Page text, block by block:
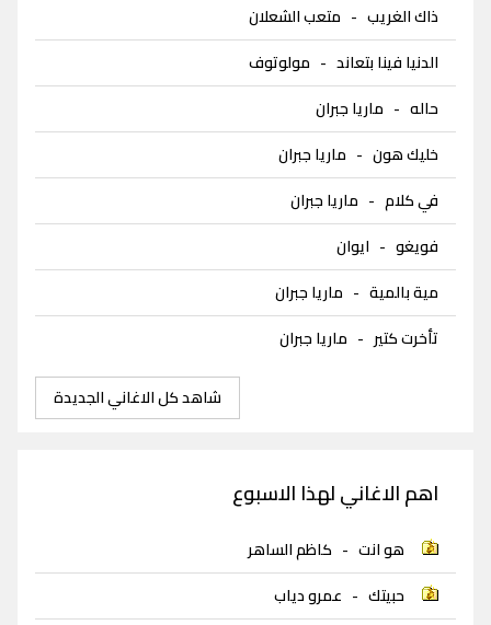
ذاك الغريب - متعب الشعلان
الدنيا فينا بتعاند - مولوتوف
حاله - ماريا جبران
خليك هون - ماريا جبران
في كلام - ماريا جبران
فويغو - ايوان
مية بالمية - ماريا جبران
تأخرت كتير - ماريا جبران
شاهد كل الاغاني الجديدة
اهم الاغاني لهذا الاسبوع
هو انت - كاظم الساهر
حبيتك - عمرو دياب